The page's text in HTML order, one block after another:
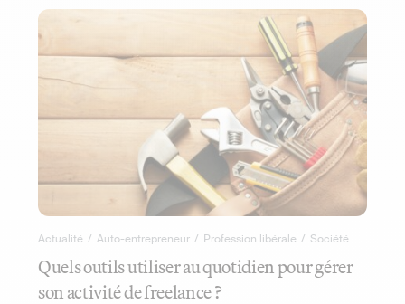
Actualité / Auto-entrepreneur / Profession libérale / Société
Quels outils utiliser au quotidien pour gérer
son activité de freelance ?